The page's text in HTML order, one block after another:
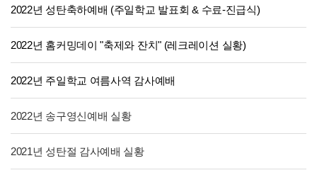
2022년 성탄축하예배 (주일학교 발표회 & 수료-진급식)
2022년 홈커밍데이 "축제와 잔치" (레크레이션 실황)
2022년 주일학교 여름사역 감사예배
2022년 송구영신예배 실황
2021년 성탄절 감사예배 실황